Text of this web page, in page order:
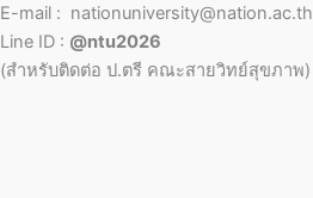
E-mail : nationuniversity@nation.ac.th
Line ID : @ntu2026
(สำหรับติดต่อ ป.ตรี คณะสายวิทย์สุขภาพ)